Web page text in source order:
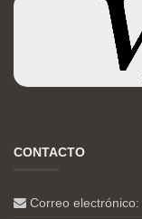
CONTACTO
Correo electrónico: